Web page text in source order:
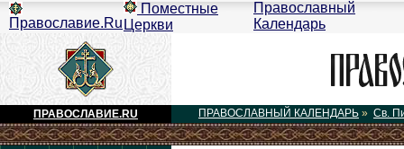
Православие.Ru
Поместные
Церкви
Православный
Календарь
ПРАВОСЛАВИЕ.RU ПРАВОСЛАВНЫЙ КАЛЕНДАРЬ » Св.